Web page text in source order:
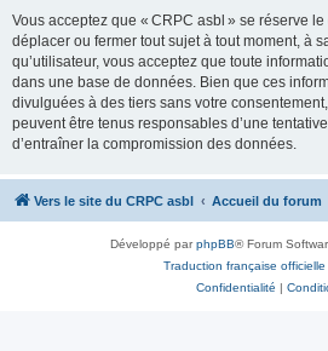
Vous acceptez que « CRPC asbl » se réserve
déplacer ou fermer tout sujet à tout moment, à
qu’utilisateur, vous acceptez que toute
dans une base de données. Bien que ces
divulguées à des tiers sans votre
peuvent être tenus responsables d’une
d’entraîner la compromission des données.
Vers le site du CRPC asbl Accueil du forum
Développé parphpBB® Forum
Traduction française officielle
Confidentialité |